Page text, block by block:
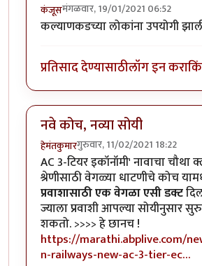
कंजूसमंगळवार, 19/01/2021 06:52
कल्याणकडच्या लोकांना उपयोगी
प्रतिसाद देण्यासाठीलॉग इन करा
नवे कोच, नव्या सोयी
हेमंतकुमारगुरुवार, 11/02/2021 18:22
AC 3-टियर इकॉनॉमी' नावाचा चौथा
श्रेणीसाठी वेगळ्या धाटणीचे कोच
प्रवाशासाठी एक वेगळा एसी डक्ट
ज्याला प्रवाशी आपल्या सोयीनुसार
शकतो. >>>> हे छानच !
https://marathi.abplive.com/
n-railways-new-ac-3-tier-ec…